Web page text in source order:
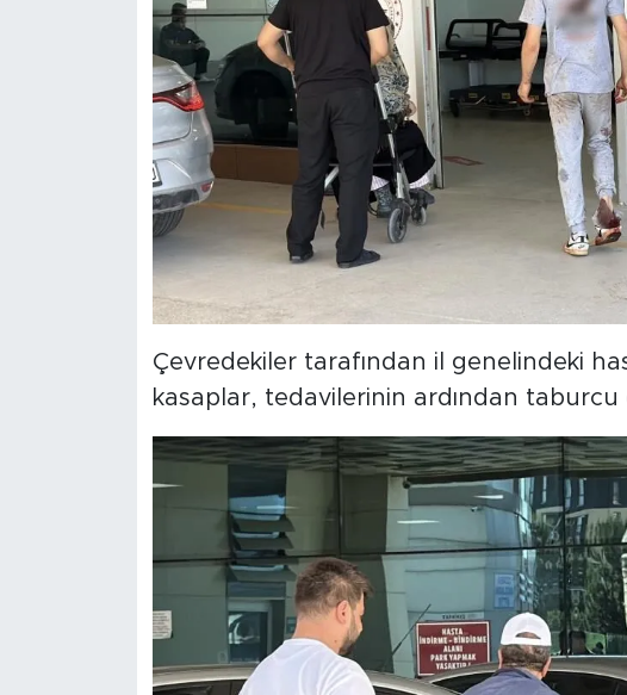
Çevredekiler tarafından il genelindeki
kasaplar, tedavilerinin ardından taburcu